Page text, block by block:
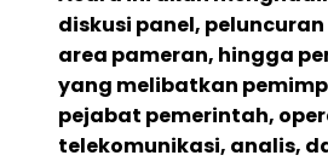
diskusi panel,
area pameran, hingga
yang melibatkan
pejabat pemerintah,
telekomunikasi, analis,